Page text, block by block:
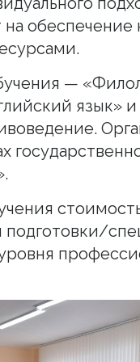
обеспечение
—
язык» и